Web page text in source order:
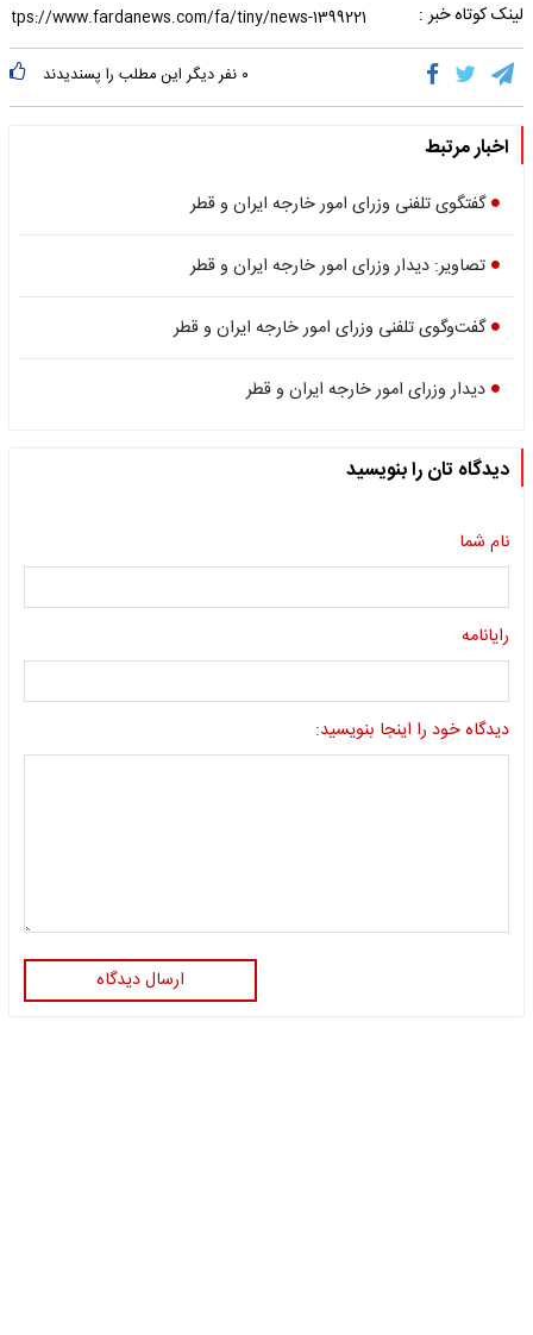
لینک کوتاه خبر :
۰ نفر دیگر این مطلب را پسندیدند
اخبار مرتبط
گفتگوی تلفنی وزرای امور خارجه ایران و قطر
تصاویر: دیدار وزرای امور خارجه ایران و قطر
گفت‌و‌گوی تلفنی وزرای امور خارجه ایران و قطر
دیدار وزرای امور خارجه ایران و قطر
دیدگاه تان را بنویسید
نام شما
رایانامه
دیدگاه خود را اینجا بنویسید:
ارسال دیدگاه